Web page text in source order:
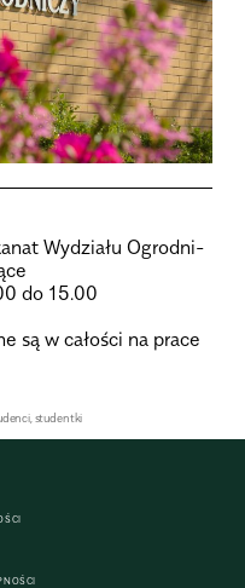
Wydziału Ogrod­ni­
do 15.00
są w cało­ści na prace
, studentki